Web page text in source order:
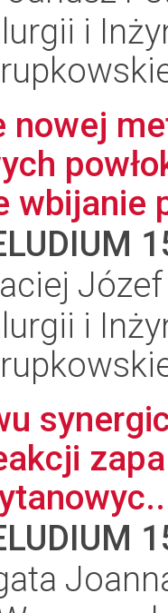
i
nowej
wbijanie
i